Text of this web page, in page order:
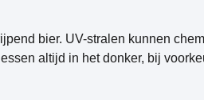
bier. UV-stralen kunnen
altijd in het donker, bij